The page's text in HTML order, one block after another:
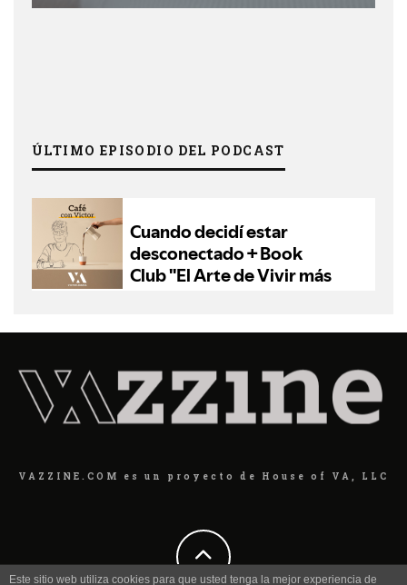
ÚLTIMO EPISODIO DEL PODCAST
VAZZINE.COM es un proyecto de House of VA, LLC
Este sitio web utiliza cookies para que usted tenga la mejor experiencia de